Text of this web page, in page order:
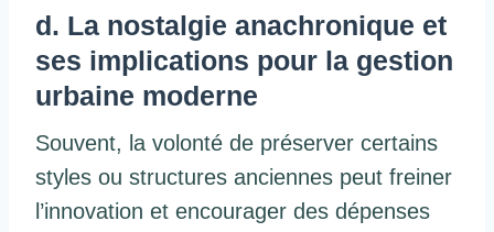
d. La nostalgie anachronique et
ses implications pour la gestion
urbaine moderne
Souvent, la volonté de préserver certains
styles ou structures anciennes peut freiner
l’innovation et encourager des dépenses